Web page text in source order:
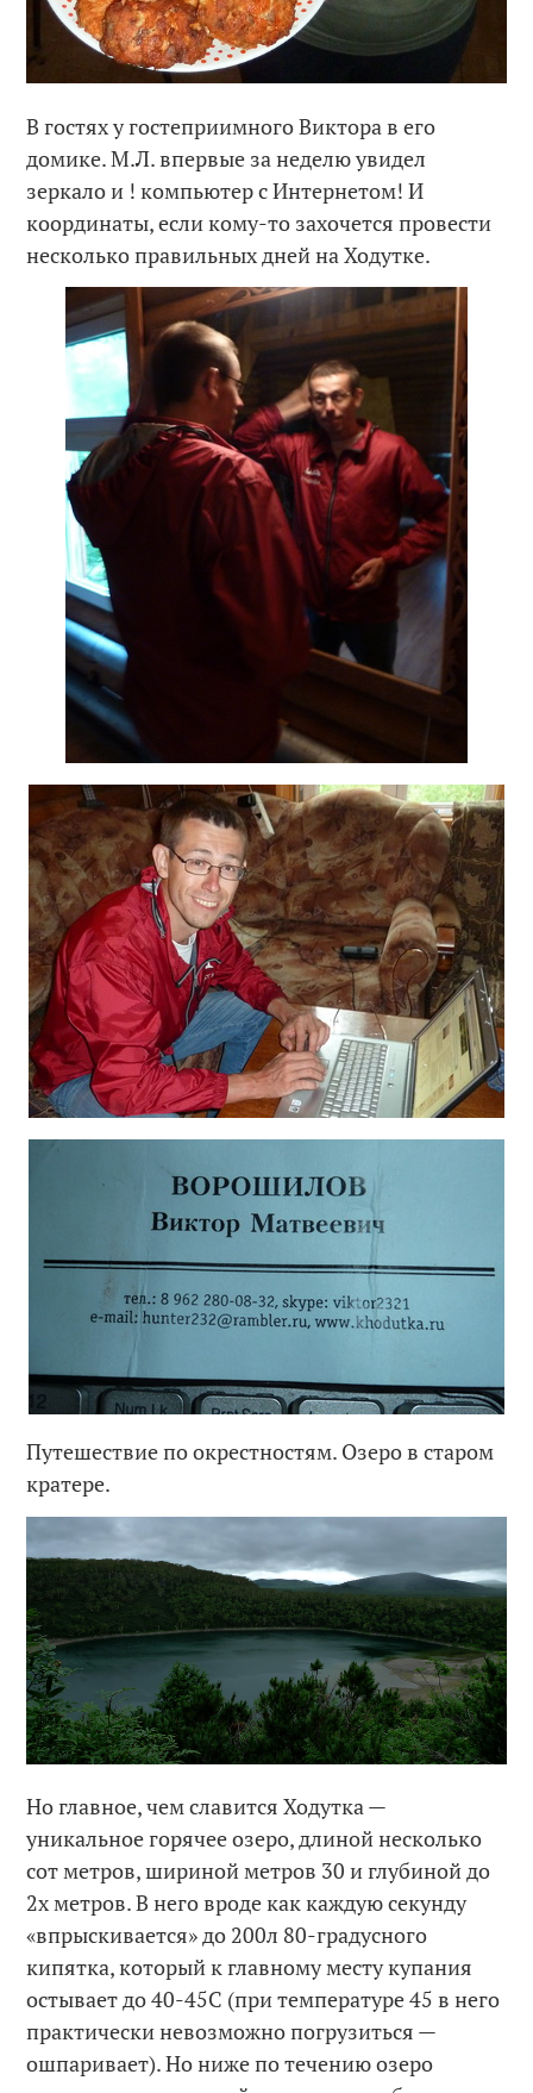
В гостях у гостеприимного Виктора в его
домике. М.Л. впервые за неделю увидел
зеркало и ! компьютер с Интернетом! И
координаты, если кому-то захочется провести
несколько правильных дней на Ходутке.
Путешествие по окрестностям. Озеро в старом
кратере.
Но главное, чем славится Ходутка —
уникальное горячее озеро, длиной несколько
сот метров, шириной метров 30 и глубиной до
2х метров. В него вроде как каждую секунду
«впрыскивается» до 200л 80-градусного
кипятка, который к главному месту купания
остывает до 40-45С (при температуре 45 в него
практически невозможно погрузиться —
ошпаривает). Но ниже по течению озеро